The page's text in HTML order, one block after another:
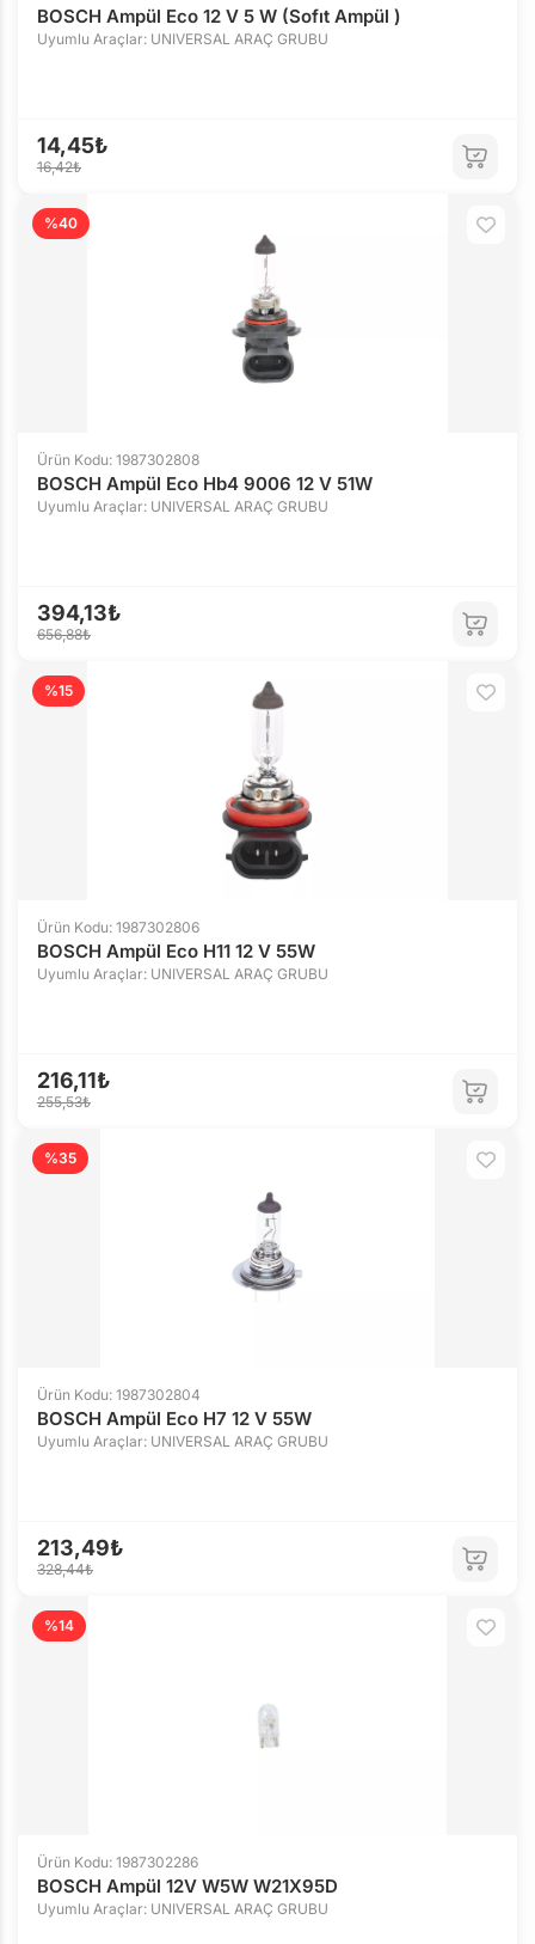
BOSCH Ampül Eco 12 V 5 W (Sofıt Ampül )
Uyumlu Araçlar: UNIVERSAL ARAÇ GRUBU
14,45₺
16,42₺
%40
Ürün Kodu: 1987302808
BOSCH Ampül Eco Hb4 9006 12 V 51W
Uyumlu Araçlar: UNIVERSAL ARAÇ GRUBU
394,13₺
656,88₺
%15
Ürün Kodu: 1987302806
BOSCH Ampül Eco H11 12 V 55W
Uyumlu Araçlar: UNIVERSAL ARAÇ GRUBU
216,11₺
255,53₺
%35
Ürün Kodu: 1987302804
BOSCH Ampül Eco H7 12 V 55W
Uyumlu Araçlar: UNIVERSAL ARAÇ GRUBU
213,49₺
328,44₺
%14
Ürün Kodu: 1987302286
BOSCH Ampül 12V W5W W21X95D
Uyumlu Araçlar: UNIVERSAL ARAÇ GRUBU